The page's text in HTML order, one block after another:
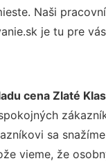
Naši
je tu pre
cena Zlaté
sa
vieme, že